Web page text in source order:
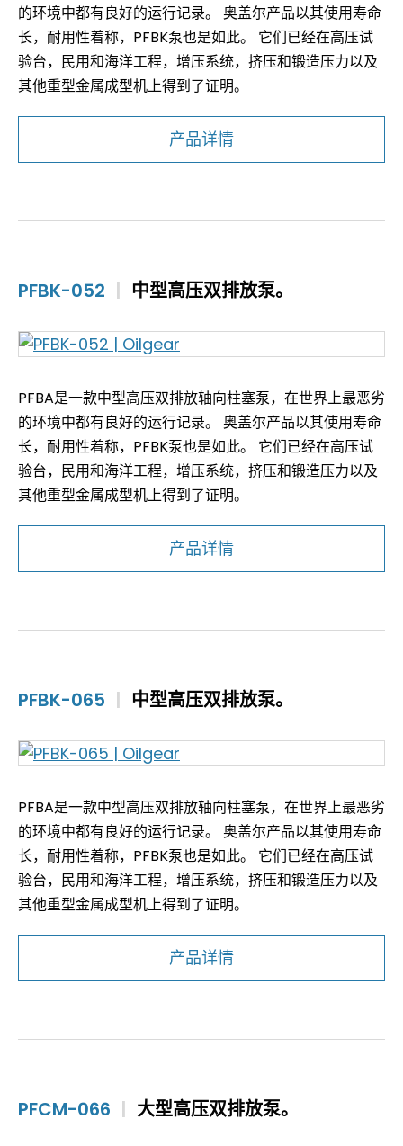
的环境中都有良好的运行记录。 奥盖尔产品以其使用寿命
长，耐用性着称，PFBK泵也是如此。 它们已经在高压试
验台，民用和海洋工程，增压系统，挤压和锻造压力以及
其他重型金属成型机上得到了证明。
产品详情
PFBK-052 | 中型高压双排放泵。
PFBA是一款中型高压双排放轴向柱塞泵，在世界上最恶劣
的环境中都有良好的运行记录。 奥盖尔产品以其使用寿命
长，耐用性着称，PFBK泵也是如此。 它们已经在高压试
验台，民用和海洋工程，增压系统，挤压和锻造压力以及
其他重型金属成型机上得到了证明。
产品详情
PFBK-065 | 中型高压双排放泵。
PFBA是一款中型高压双排放轴向柱塞泵，在世界上最恶劣
的环境中都有良好的运行记录。 奥盖尔产品以其使用寿命
长，耐用性着称，PFBK泵也是如此。 它们已经在高压试
验台，民用和海洋工程，增压系统，挤压和锻造压力以及
其他重型金属成型机上得到了证明。
产品详情
PFCM-066 | 大型高压双排放泵。